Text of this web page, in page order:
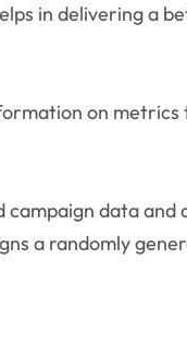
in delivering a
on
data
a randomly